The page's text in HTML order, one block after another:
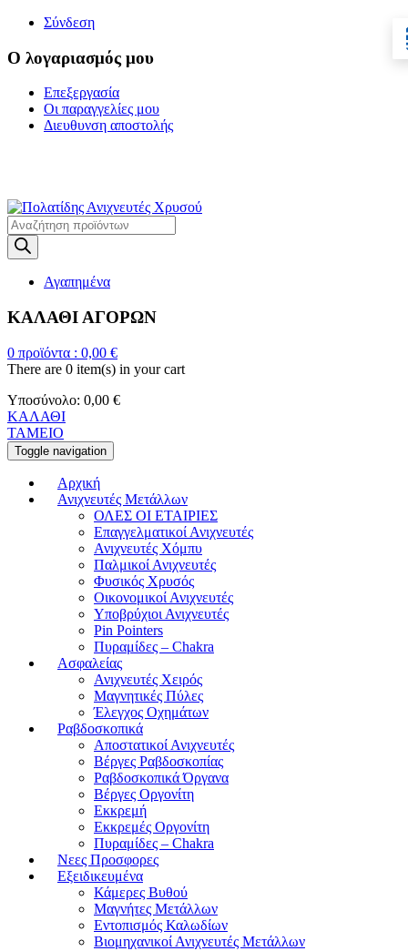
Σύνδεση
Ο λογαριασμός μου
Επεξεργασία
Οι παραγγελίες μου
Διευθυνση αποστολής
Products
search
Αγαπημένα
ΚΑΛΑΘΙ ΑΓΟΡΩΝ
0 προϊόντα : 0,00 €
There are 0 item(s) in your cart
Υποσύνολο: 0,00 €
ΚΑΛΑΘΙ
ΤΑΜΕΙΟ
Toggle navigation
Αρχική
Ανιχνευτές Μετάλλων
ΟΛΕΣ ΟΙ ΕΤΑΙΡΙΕΣ
Επαγγελματικοί Ανιχνευτές
Ανιχνευτές Χόμπυ
Παλμικοί Ανιχνευτές
Φυσικός Χρυσός
Οικονομικοί Ανιχνευτές
Υποβρύχιοι Ανιχνευτές
Pin Pointers
Πυραμίδες – Chakra
Ασφαλείας
Ανιχνευτές Χειρός
Μαγνητικές Πύλες
Έλεγχος Οχημάτων
Ραβδοσκοπικά
Αποστατικοί Ανιχνευτές
Βέργες Ραβδοσκοπίας
Ραβδοσκοπικά Όργανα
Βέργες Οργονίτη
Εκκρεμή
Εκκρεμές Οργονίτη
Πυραμίδες – Chakra
Νεες Προσφορες
Εξειδικευμένα
Κάμερες Βυθού
Μαγνήτες Μετάλλων
Εντοπισμός Καλωδίων
Βιομηχανικοί Ανιχνευτές Μετάλλων